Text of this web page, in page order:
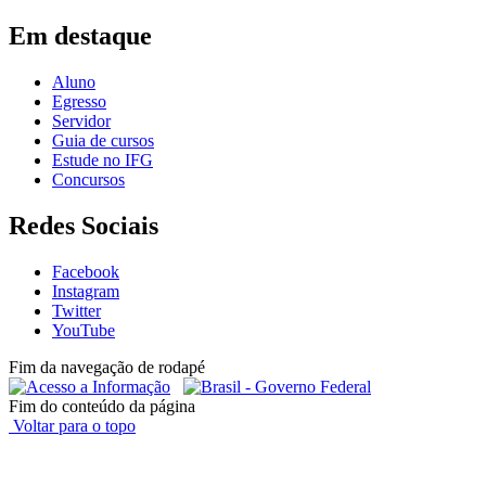
Em destaque
Aluno
Egresso
Servidor
Guia de cursos
Estude no IFG
Concursos
Redes Sociais
Facebook
Instagram
Twitter
YouTube
Fim da navegação de rodapé
Fim do conteúdo da página
Voltar para o topo